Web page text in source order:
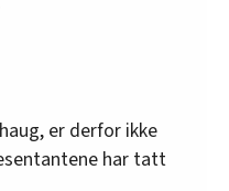
er derfor ikke
har tatt